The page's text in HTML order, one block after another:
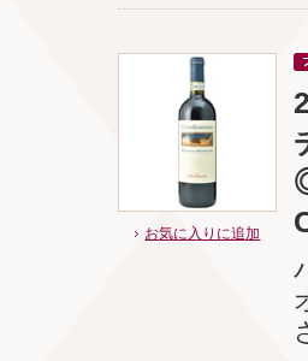
お気に入りに追加